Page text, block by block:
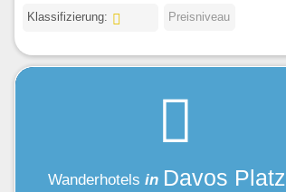
Klassifizierung: Preisniveau
Wanderhotels in Davos Platz